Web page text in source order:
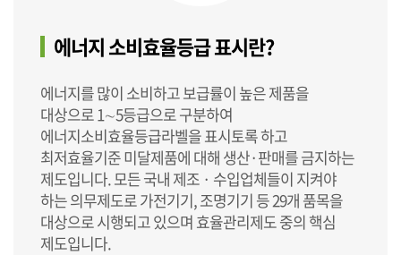
에너지 소비효율등급 표시란?
에너지를 많이 소비하고 보급률이 높은 제품을
대상으로 1∼5등급으로 구분하여
에너지소비효율등급라벨을 표시토록 하고
최저효율기준 미달제품에 대해 생산·판매를 금지하는
제도입니다. 모든 국내 제조 · 수입업체들이 지켜야
하는 의무제도로 가전기기, 조명기기 등 29개 품목을
대상으로 시행되고 있으며 효율관리제도 중의 핵심
제도입니다.